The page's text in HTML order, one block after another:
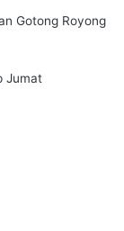
Gotong Royong
Jumat